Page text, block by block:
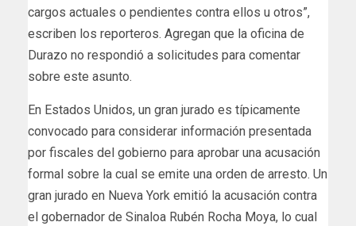
cargos actuales o pendientes contra ellos u otros”,
escriben los reporteros. Agregan que la oficina de
Durazo no respondió a solicitudes para comentar
sobre este asunto.
En Estados Unidos, un gran jurado es típicamente
convocado para considerar información presentada
por fiscales del gobierno para aprobar una acusación
formal sobre la cual se emite una orden de arresto. Un
gran jurado en Nueva York emitió la acusación contra
el gobernador de Sinaloa Rubén Rocha Moya, lo cual